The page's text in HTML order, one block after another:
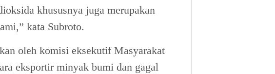
khususnya juga merupakan
kata Subroto.
oleh komisi eksekutif Masyarakat
eksportir minyak bumi dan gagal